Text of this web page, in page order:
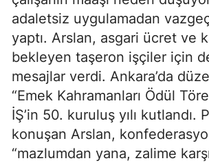
adaletsiz uygulamadan
yaptı. Arslan, asgari ücret ve
bekleyen taşeron işçiler için
mesajlar verdi. Ankara’da
“Emek Kahramanları Ödül
İŞ’in 50. kuruluş yılı kutlandı.
konuşan Arslan,
“mazlumdan yana, zalime